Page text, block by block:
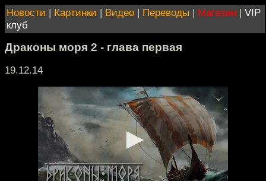
Новости | Картинки | Видео | Переводы | Магазин | VIP
клуб
Драконы моря 2 - глава первая
19.12.14